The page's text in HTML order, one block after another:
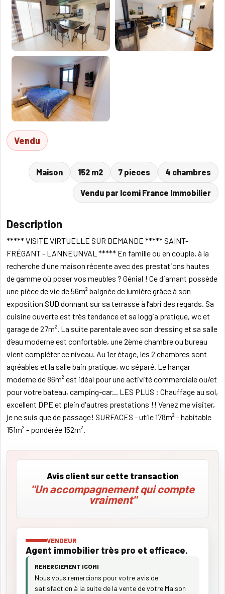
Vendu
Maison 152 m2 7 pieces 4 chambres
Vendu par Icomi France Immobilier
Description
***** VISITE VIRTUELLE SUR DEMANDE ***** SAINT-
FRÉGANT - LANNEUNVAL ***** En famille ou en couple, à la
recherche d'une maison récente avec des prestations hautes
de gamme où poser vos meubles ? Génial ! Ce diamant possède
une pièce de vie de 56m² baignée de lumière grâce à son
exposition SUD donnant sur sa terrasse à l’abri des regards. Sa
cuisine ouverte est très tendance et sa loggia pratique, wc et
garage de 27m². La suite parentale avec son dressing et sa salle
d’eau moderne est confortable, une 2ème chambre ou bureau
vient compléter ce niveau. Au 1er étage, les 2 chambres sont
agréables et la salle bain pratique, wc séparé. Le hangar
moderne de 86m² est idéal pour une activité commerciale ou/et
pour votre bateau, camping-car... LES PLUS : Chauffage au sol,
excellent DPE et plein d'autres prestations !! Venez me visiter,
je ne suis que de passage! SURFACES - utile 178m² - habitable
151m² - pondérée 152m².
Avis client sur cette transaction
"Un accompagnement qui compte
vraiment"
VENDEUR
Agent immobilier très pro et efficace.
REMERCIEMENT ICOMI
Nous vous remercions pour votre avis de
satisfaction à la suite de la vente de votre Maison